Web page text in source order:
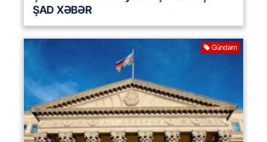
ŞAD XƏBƏR
Gündəm